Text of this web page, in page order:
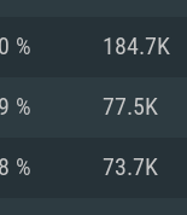
% 184.7K
% 77.5K
% 73.7K